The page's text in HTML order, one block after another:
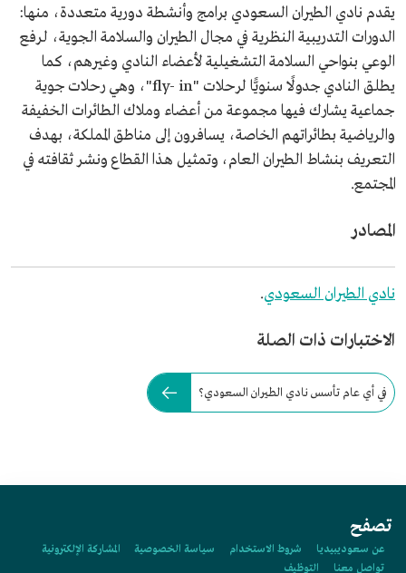
يقدم نادي الطيران السعودي برامج وأنشطة دورية متعددة، منها:
الدورات التدريبية النظرية في مجال الطيران والسلامة الجوية، لرفع
الوعي بنواحي السلامة التشغيلية لأعضاء النادي وغيرهم، كما
يطلق النادي جدولًا سنويًّا لرحلات "fly- in"، وهي رحلات جوية
جماعية يشارك فيها مجموعة من أعضاء وملاك الطائرات الخفيفة
والرياضية بطائراتهم الخاصة، يسافرون إلى مناطق المملكة، بهدف
التعريف بنشاط الطيران العام، وتمثيل هـذا القطاع ونشر ثقافته في
المجتمع.
المصادر
نادي الطيران السعودي.
الاختبارات ذات الصلة
في أي عام تأسس نادي الطيران السعودي؟
تصفح
عن سعوديبيديا شروط الاستخدام سياسة الخصوصية
المشاركة الإلكترونية
تواصل معنا
التوظيف